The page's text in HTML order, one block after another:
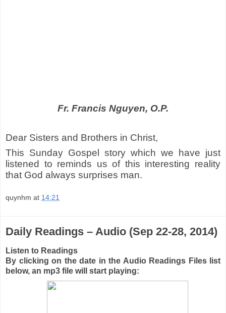
Fr. Francis Nguyen, O.P.
Dear Sisters and Brothers in Christ,
This Sunday Gospel story which we have just
listened to reminds us of this interesting reality
that God always surprises man.
quynhm at 14:21
Daily Readings – Audio (Sep 22-28, 2014)
Listen to Readings
By clicking on the date in the Audio Readings Files list
below, an mp3 file will start playing: